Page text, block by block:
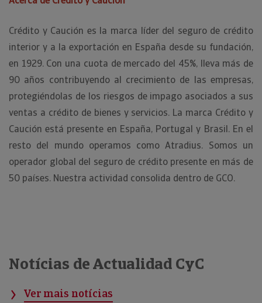
Crédito y Caución es la marca líder del seguro de crédito
interior y a la exportación en España desde su fundación,
en 1929. Con una cuota de mercado del 45%, lleva más de
90 años contribuyendo al crecimiento de las empresas,
protegiéndolas de los riesgos de impago asociados a sus
ventas a crédito de bienes y servicios. La marca Crédito y
Caución está presente en España, Portugal y Brasil. En el
resto del mundo operamos como Atradius. Somos un
operador global del seguro de crédito presente en más de
50 países. Nuestra actividad consolida dentro de GCO.
Notícias de Actualidad CyC
Ver mais notícias